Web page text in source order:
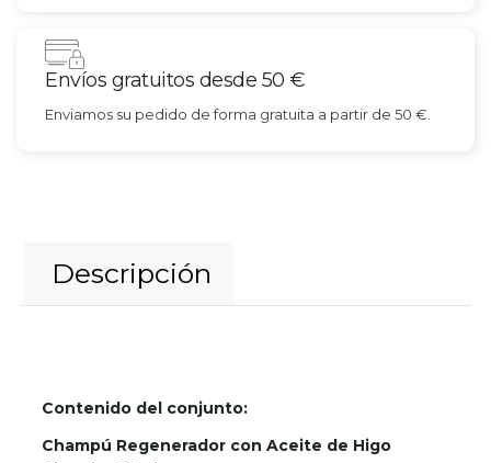
Envíos gratuitos desde 50 €
Enviamos su pedido de forma gratuita a partir de 50 €.
Descripción
Contenido del conjunto:
Champú Regenerador con Aceite de Higo